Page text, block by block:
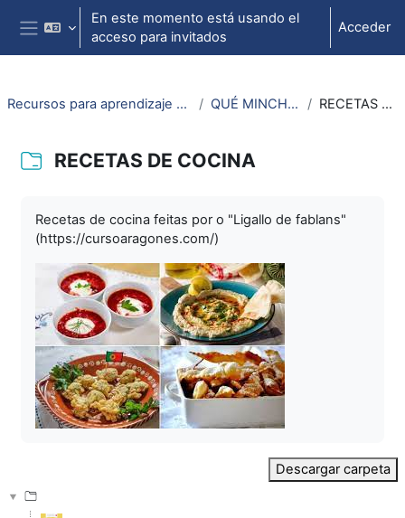
Salta al contenido principal
Panel lateral
En este momento está usando el
acceso para invitados
Acceder
Recursos para aprendizaje de lengua aragonesa QUÉ MINCHAMOS HUE? RECETAS DE COCINA
RECETAS DE COCINA
Recetas de cocina feitas por o "Ligallo de fablans"
(https://cursoaragones.com/)
Descargar carpeta